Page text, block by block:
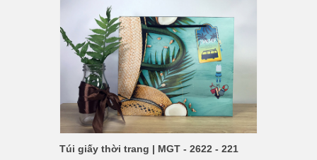
Túi giấy thời trang | MGT - 2622 - 221